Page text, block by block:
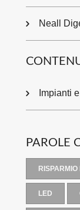
Neall
Impianti
PAROLE
LED